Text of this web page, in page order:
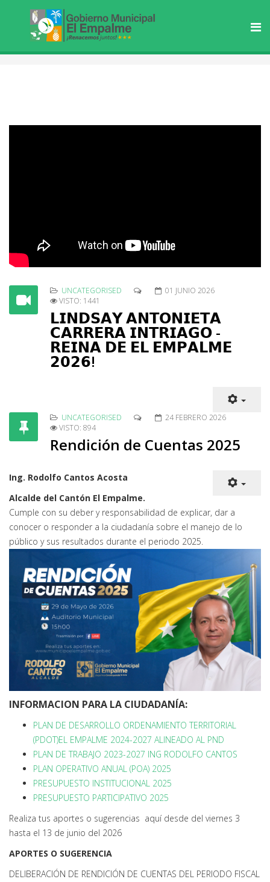
UNCATEGORISED
01 JUNIO 2026
VISTO: 1441
𝗟𝗜𝗡𝗗𝗦𝗔𝗬 𝗔𝗡𝗧𝗢𝗡𝗜𝗘𝗧𝗔
𝗖𝗔𝗥𝗥𝗘𝗥𝗔 𝗜𝗡𝗧𝗥𝗜𝗔𝗚𝗢 -
𝗥𝗘𝗜𝗡𝗔 𝗗𝗘 𝗘𝗟 𝗘𝗠𝗣𝗔𝗟𝗠𝗘
𝟮𝟬𝟮𝟲!
UNCATEGORISED
24 FEBRERO 2026
VISTO: 894
Rendición de Cuentas 2025
Ing. Rodolfo Cantos Acosta
Alcalde del Cantón El Empalme.
Cumple con su deber y responsabilidad de explicar, dar a
conocer o responder a la ciudadanía sobre el manejo de lo
público y sus resultados durante el periodo 2025.
INFORMACION PARA LA CIUDADANÍA:
PLAN DE DESARROLLO ORDENAMIENTO TERRITORIAL
(PDOT)EL EMPALME 2024-2027 ALINEADO AL PND
PLAN DE TRABAJO 2023-2027 ING RODOLFO CANTOS
PLAN OPERATIVO ANUAL (POA) 2025
PRESUPUESTO INSTITUCIONAL 2025
PRESUPUESTO PARTICIPATIVO 2025
Realiza tus aportes o sugerencias aquí desde del viernes 3
hasta el 13 de junio del 2026
APORTES O SUGERENCIA
DELIBERACIÓN DE RENDICIÓN DE CUENTAS DEL PERIODO FISCAL